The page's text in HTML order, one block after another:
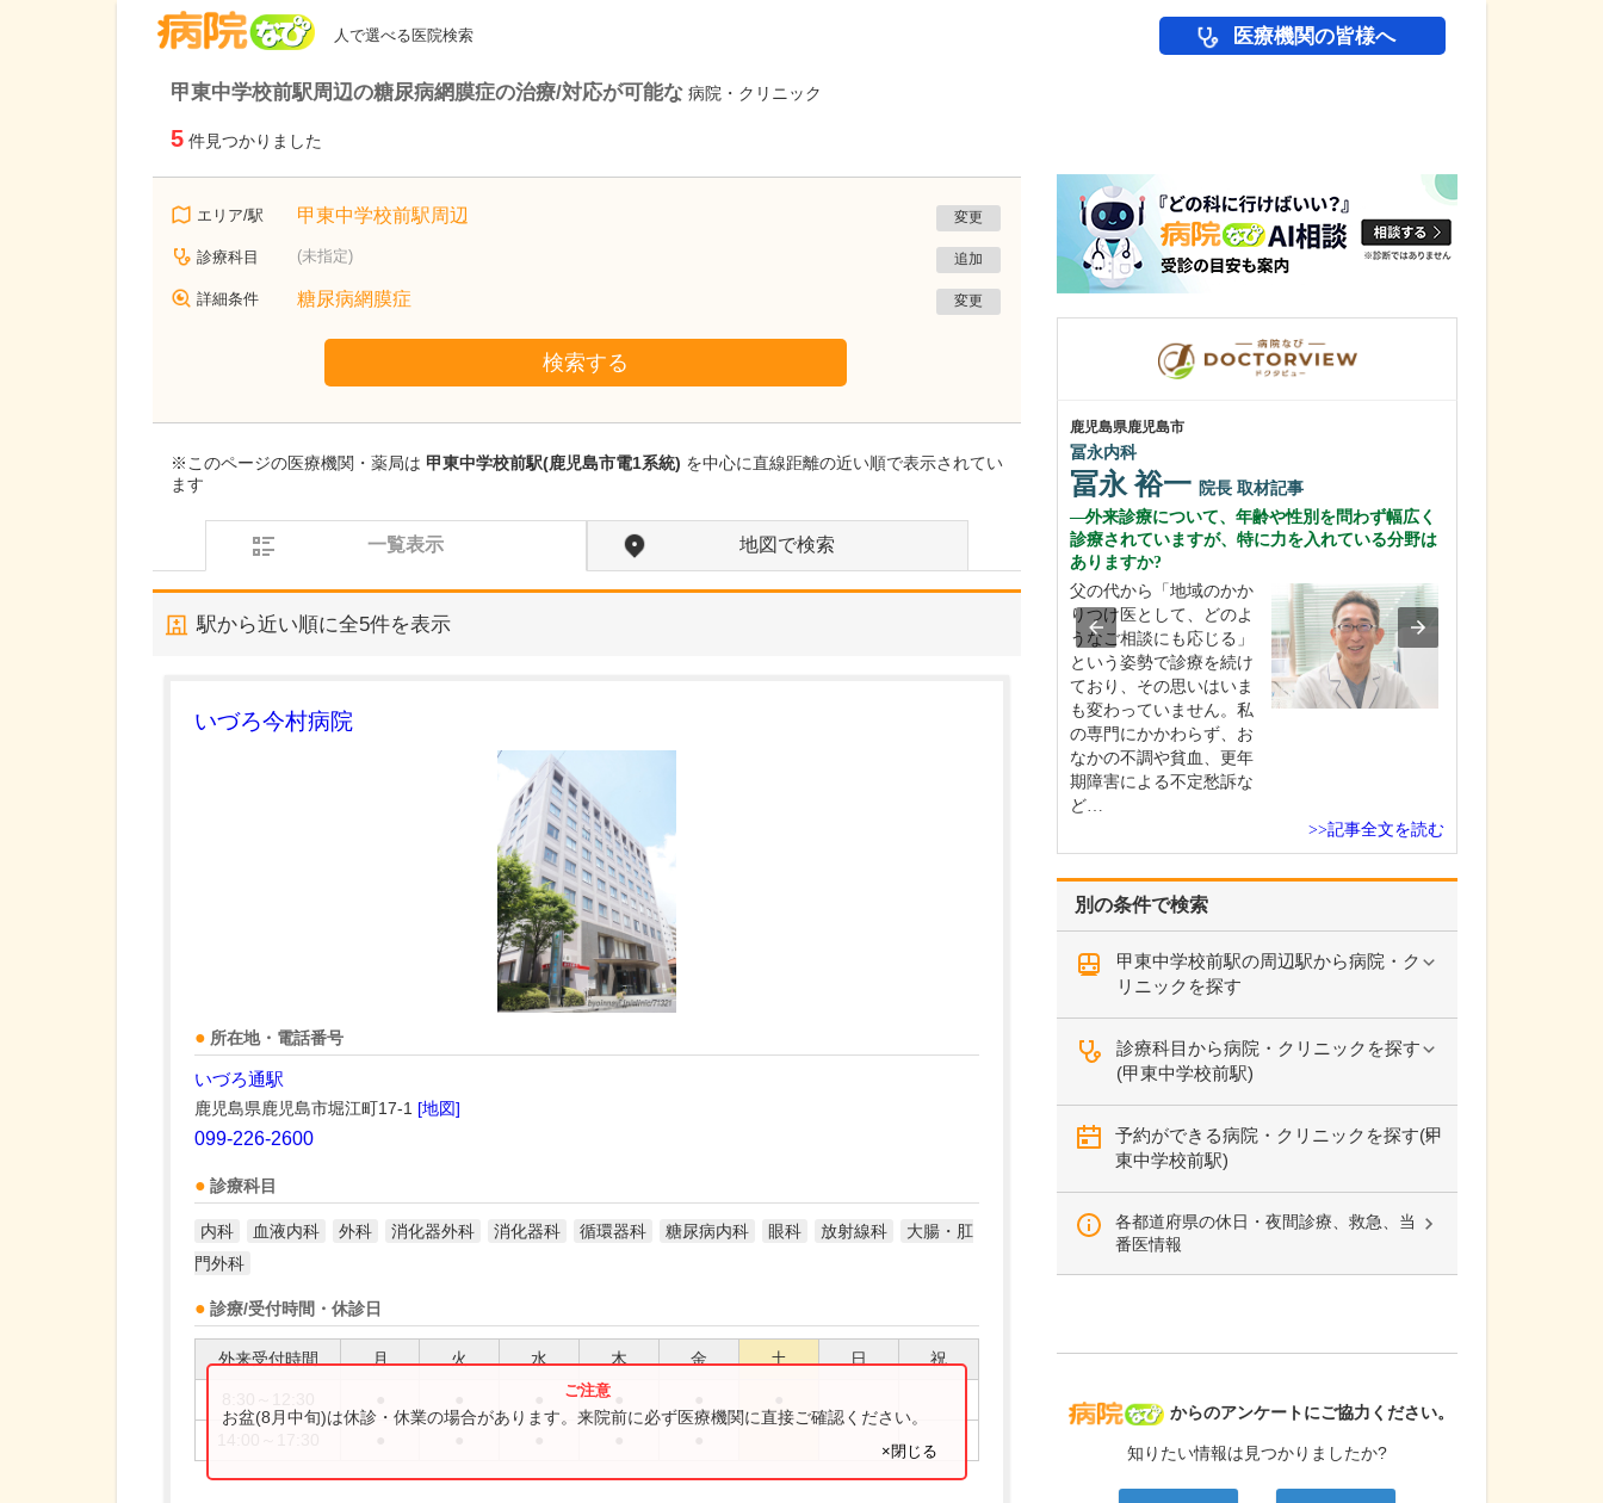
人で選べる医院検索 医療機関の皆様へ
甲東中学校前駅周辺の糖尿病網膜症の治療/対応が可能な 病院・クリニック
5 件見つかりました
エリア/駅 甲東中学校前駅周辺 変更
診療科目 (未指定) 追加
詳細条件 糖尿病網膜症 変更
検索する
※このページの医療機関・薬局は 甲東中学校前駅(鹿児島市電1系統) を中心に直線距離の近い順で表示されてい
ます
一覧表示 地図で検索
駅から近い順に全5件を表示
いづろ今村病院
所在地・電話番号
いづろ通駅
鹿児島県鹿児島市堀江町17-1 [地図]
099-226-2600
診療科目
内科 血液内科 外科 消化器外科 消化器科 循環器科 糖尿病内科 眼科 放射線科
大腸・肛
門外科
診療/受付時間・休診日
外来受付時間 月 火 水 木 金 土 日 祝
お盆(8月中旬)は休診・休業の場合があります。来院前に必ず医療機関に直接ご確認ください。
×閉じる
別の条件で検索
甲東中学校前駅の周辺駅から病院・ク
リニックを探す
診療科目から病院・クリニックを探す
(甲東中学校前駅)
予約ができる病院・クリニックを探す(甲
東中学校前駅)
各都道府県の休日・夜間診療、救急、当
番医情報
病院なび
からのアンケートにご協力ください。
知りたい情報は見つかりましたか?
鹿児島県鹿児島市
あいろ歯科医院
歯科医師を志したきっかけを教えてください。
中学生のときに出会った
女性の歯科医師に憧れた
ことです。幼い頃は「歯
鹿児島県鹿児島市
冨永内科
冨永 裕一 院長 取材記事
外来診療について、年齢や性別を問わず幅広く
診療されていますが、特に力を入れている分野は
ありますか?
父の代から「地域のかか
りつけ医として、どのよ
うなご相談にも応じる」
という姿勢で診療を続け
ており、その思いはいま
も変わっていません。私
の専門にかかわらず、お
なかの不調や貧血、更年
期障害による不定愁訴な
ど…
>>記事全文を読む